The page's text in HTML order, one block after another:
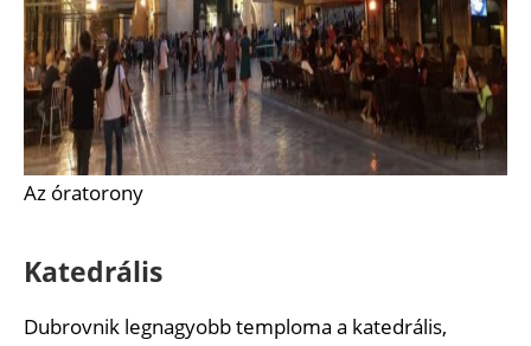
Az óratorony
Katedrális
Dubrovnik legnagyobb temploma a katedrális,